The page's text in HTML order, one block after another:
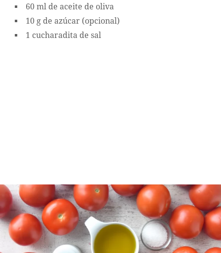
60 ml de aceite de oliva
10 g de azúcar (opcional)
1 cucharadita de sal